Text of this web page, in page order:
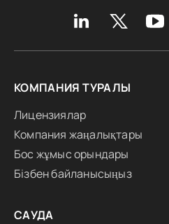
КОМПАНИЯ ТУРАЛЫ
Лицензиялар
Компания жаңалықтары
Бос жұмыс орындары
Бізбен байланысыңыз
САУДА